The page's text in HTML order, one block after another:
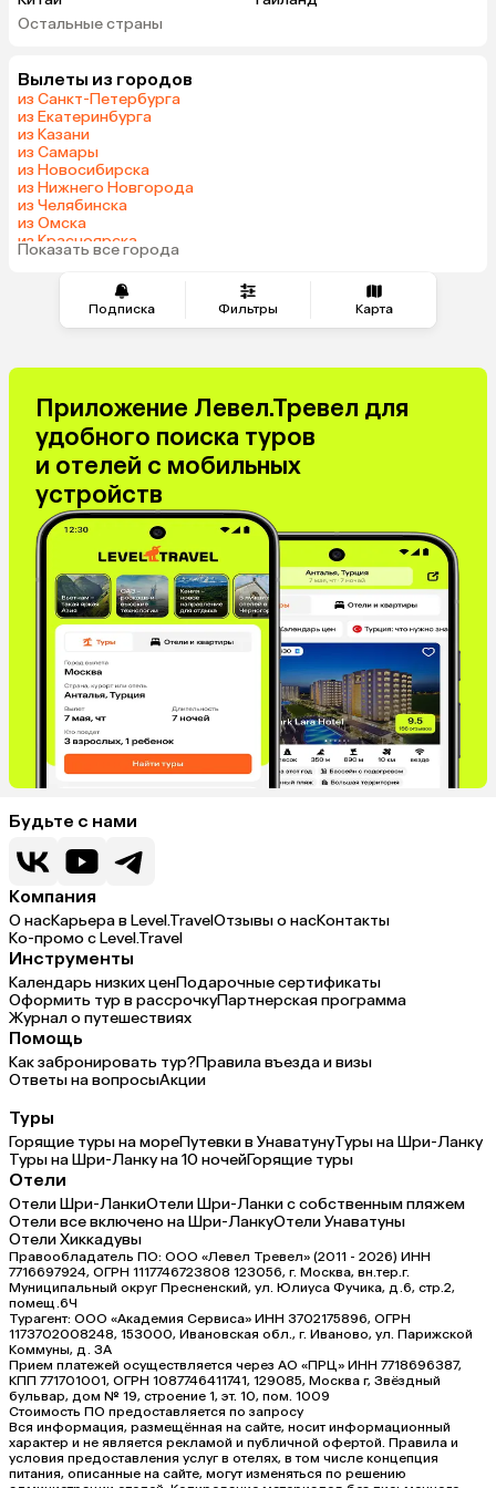
Подписка Фильтры Карта
Вьетнам
Грузия
Индонезия
Сейшелы
Шри-Ланка
Азербайджан
Черногория
Япония
Малайзия
Южная Корея
Киргизия
Гонконг
Саудовская Аравия
Бахрейн
Куба
Греция
Италия
Испания
Болгария
Остальные страны
Вылеты из городов
из Санкт-Петербурга
из Екатеринбурга
из Казани
из Самары
из Новосибирска
из Нижнего Новгорода
из Челябинска
из Омска
из Красноярска
из Волгограда
Показать все города
Приложение Левел.Тревел для
удобного поиска туров
и отелей с мобильных
устройств
Будьте с нами
Компания
О насКарьера в Level.TravelОтзывы о насКонтакты
Ко-промо с Level.Travel
Инструменты
Календарь низких ценПодарочные сертификаты
Оформить тур в рассрочкуПартнерская программа
Журнал о путешествиях
Помощь
Как забронировать тур?Правила въезда и визы
Ответы на вопросыАкции
Туры
Горящие туры на мореПутевки в УнаватунуТуры на Шри-Ланку
Туры на Шри-Ланку на 10 ночейГорящие туры
Отели
Отели Шри-ЛанкиОтели Шри-Ланки с собственным пляжем
Отели все включено на Шри-ЛанкуОтели Унаватуны
Отели Хиккадувы
Правообладатель ПО: ООО «Левел Тревел» (2011 - 2026) ИНН
7716697924, ОГРН 1117746723808 123056, г. Москва, вн.тер.г.
Муниципальный округ Пресненский, ул. Юлиуса Фучика, д.6, стр.2,
помещ.6Ч
Турагент: ООО «Академия Сервиса» ИНН 3702175896, ОГРН
1173702008248, 153000, Ивановская обл., г. Иваново, ул. Парижской
Коммуны, д. ЗА
Прием платежей осуществляется через АО «ПРЦ» ИНН 7718696387,
КПП 771701001, ОГРН 1087746411741, 129085, Москва г, Звёздный
бульвар, дом № 19, строение 1, эт. 10, пом. 1009
Стоимость ПО предоставляется по запросу
Вся информация, размещённая на сайте, носит информационный
характер и не является рекламой и публичной офертой. Правила и
условия предоставления услуг в отелях, в том числе концепция
питания, описанные на сайте, могут изменяться по решению